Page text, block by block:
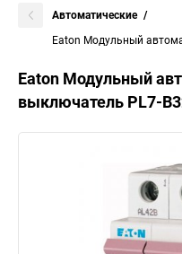
Автоматические
Eaton Модульный
Eaton Модульный
выключатель PL7-